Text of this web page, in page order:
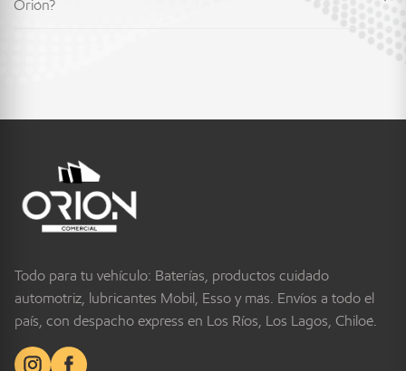
Orión?
Todo para tu vehículo: Baterías, productos cuidado
automotriz, lubricantes Mobil, Esso y más. Envíos a todo el
país, con despacho express en Los Ríos, Los Lagos, Chiloé.